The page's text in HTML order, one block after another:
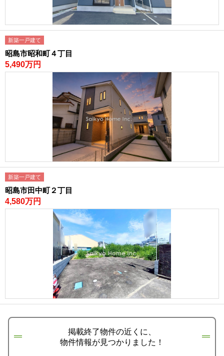
新築一戸建て
昭島市昭和町４丁目
5,490万円
新築一戸建て
昭島市田中町２丁目
4,580万円
掲載終了物件の近くに、
物件情報が見つかりました！